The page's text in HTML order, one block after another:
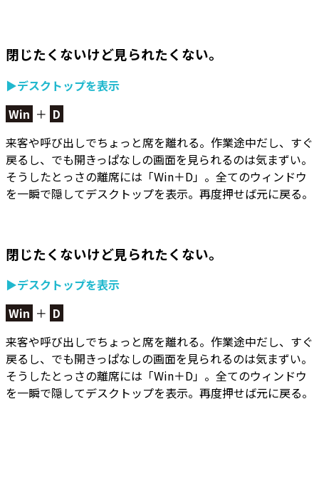
閉じたくないけど見られたくない。
▶デスクトップを表示
Win ＋ D
来客や呼び出しでちょっと席を離れる。作業途中だし、すぐ
戻るし、でも開きっぱなしの画面を見られるのは気まずい。
そうしたとっさの離席には「Win＋D」。 全てのウィンドウ
を一瞬で隠してデスクトップを表示。 再度押せば元に戻る。
閉じたくないけど見られたくない。
▶デスクトップを表示
Win ＋ D
来客や呼び出しでちょっと席を離れる。作業途中だし、すぐ
戻るし、でも開きっぱなしの画面を見られるのは気まずい。
そうしたとっさの離席には「Win＋D」。 全てのウィンドウ
を一瞬で隠してデスクトップを表示。 再度押せば元に戻る。